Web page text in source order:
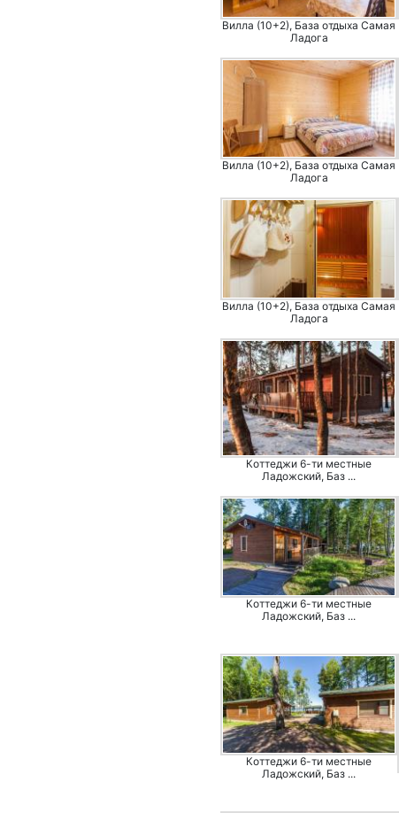
Вилла (10+2), База отдыха Самая
Ладога
Вилла (10+2), База отдыха Самая
Ладога
Вилла (10+2), База отдыха Самая
Ладога
Коттеджи 6-ти местные
Ладожский, Баз ...
Коттеджи 6-ти местные
Ладожский, Баз ...
Коттеджи 6-ти местные
Ладожский, Баз ...